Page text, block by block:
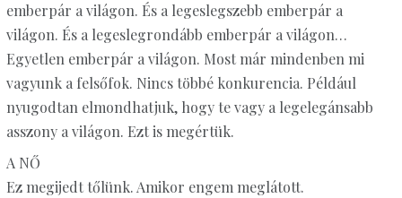
emberpár a világon. És a legeslegszebb emberpár a
világon. És a legeslegrondább emberpár a világon…
Egyetlen emberpár a világon. Most már mindenben mi
vagyunk a felsőfok. Nincs többé konkurencia. Például
nyugodtan elmondhatjuk, hogy te vagy a legelegánsabb
asszony a világon. Ezt is megértük.
A NŐ
Ez megijedt tőlünk. Amikor engem meglátott.